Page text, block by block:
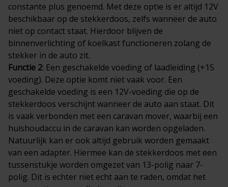
constante plus genoemd. Met deze optie is er altijd 12V
beschikbaar op de stekkerdoos, zelfs wanneer de auto
niet op contact staat. Hierdoor blijven de
binnenverlichting of koelkast functioneren zolang de
stekker in de auto zit.
Functie 2: Een geschakelde voeding of laadleiding (+15
voeding). Deze optie komt niet vaak voor. Een
geschakelde voeding is een 12V-voeding die op de
stekkerdoos verschijnt wanneer de auto aan staat. Dit
is vaak verbonden met een caravan mover, waarbij een
huishoudaccu in de caravan kan worden opgeladen.
Natuurlijk kan er ook altijd gebruik worden gemaakt
van een adapter. Hiermee kan de stekkerdoos met een
tussenstukje worden omgezet van 13-polig naar 7-
polig. Dit is echter niet echt aan te raden, omdat het